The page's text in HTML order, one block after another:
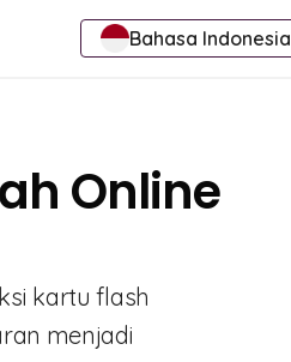
Bahasa Indonesia
Online
kartu flash
menjadi